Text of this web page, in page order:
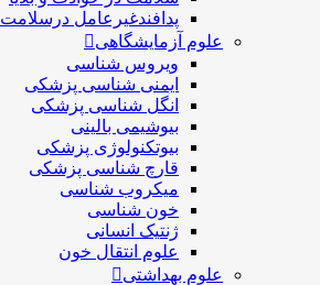
پدافندغیرعامل درسلامت
علوم آزمایشگاهی
ویروس شناسی
ایمنی شناسی پزشكی
انگل شناسی پزشکی
بیوشیمی بالینی
بیوتکنولوژی پزشکی
قارچ شناسی پزشکی
ميكروب شناسی
خون شناسی
ژنتیک انسانی
علوم انتقال خون
علوم بهداشتی